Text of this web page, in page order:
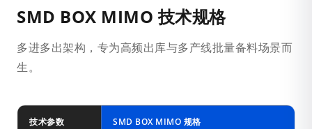
SMD BOX MIMO 技术规格
多进多出架构，专为高频出库与多产线批量备料场景而
生。
技术参数 SMD BOX MIMO 规格